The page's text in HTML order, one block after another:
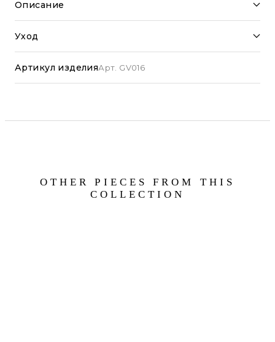
Описание
Уход
Артикул изделияАрт. GV016
OTHER PIECES FROM THIS
COLLECTION